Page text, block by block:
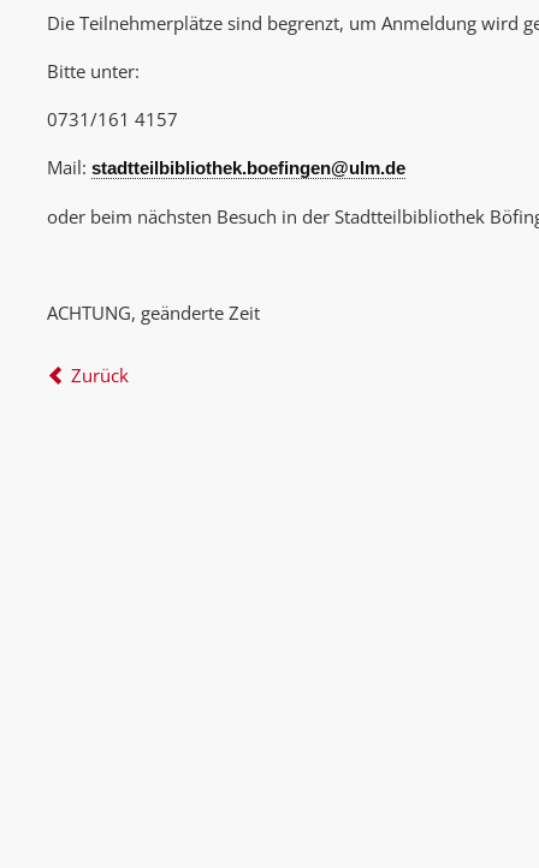
Die Teilnehmerplätze sind begrenzt, um Anmeldung wird
Bitte unter:
0731/161 4157
Mail: stadtteilbibliothek.boefingen@ulm.de
oder beim nächsten Besuch in der Stadtteilbibliothek
ACHTUNG, geänderte Zeit
Zurück